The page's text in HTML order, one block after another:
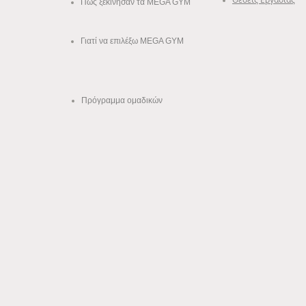
Πώς ξεκίνησαν τα MEGA GYM
Γιατί να επιλέξω MEGA GYM
Πρόγραμμα ομαδικών